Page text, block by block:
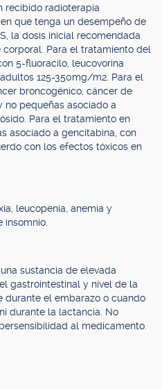
recibido radioterapia
que tenga un desempeño de
la dosis inicial recomendada
Para el tratamiento del
5-fluoracilo, leucovorina
125-350mg/m2. Para el
broncogénico, cáncer de
pequeñas asociado a
Para el tratamiento en
asociado a gencitabina, con
con los efectos tóxicos en
leucopenia, anemia y
insomnio.
sustancia de elevada
gastrointestinal y nivel de la
durante el embarazo o cuando
durante la lactancia. No
al medicamento.